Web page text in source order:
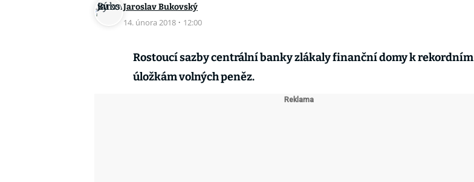
Jaroslav Bukovský
14. února 2018 · 12:00
Rostoucí sazby centrální banky zlákaly finanční domy k rekordním
úložkám volných peněz.